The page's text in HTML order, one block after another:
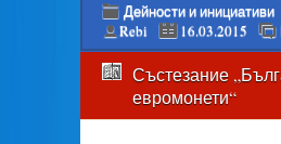
Дейности и инициативи
Rebi
16.03.2015
Състезание
евромонети“